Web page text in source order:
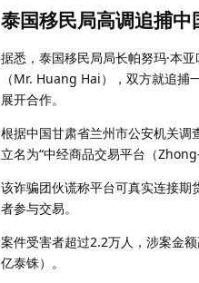
泰国移民局高调追捕
据悉，泰国移民局局长帕努玛·
（Mr. Huang Hai），双方就追
展开合作。
根据中国甘肃省兰州市公安机关
立名为“中经商品交易平台（
该诈骗团伙谎称平台可真实连接期
者参与交易。
案件受害者超过2.2万人，涉案金
亿泰铢）。